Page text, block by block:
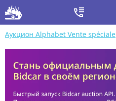
Аукцион Alphabet Vente spéciale